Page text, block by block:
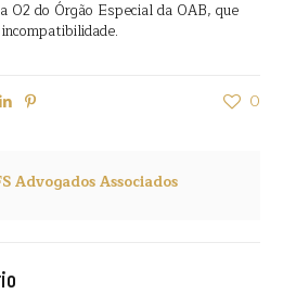
02 do Órgão Especial da OAB, que
0
Advogados Associados